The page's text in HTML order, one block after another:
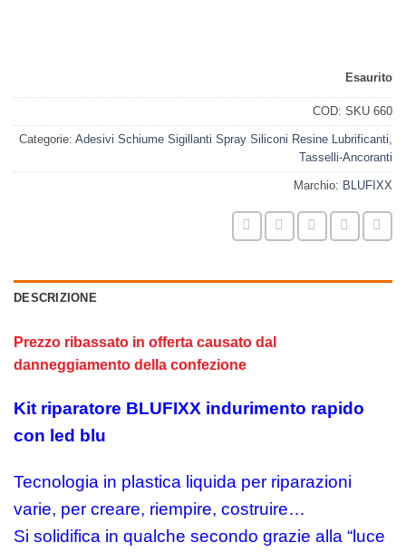
Esaurito
COD: SKU 660
Categorie: Adesivi Schiume Sigillanti Spray Siliconi Resine Lubrificanti,
Tasselli-Ancoranti
Marchio: BLUFIXX
DESCRIZIONE
Prezzo ribassato in offerta causato dal
danneggiamento della confezione
Kit riparatore BLUFIXX indurimento rapido
con led blu
Tecnologia in plastica liquida per riparazioni
varie, per creare, riempire, costruire…
Si solidifica in qualche secondo grazie alla “luce